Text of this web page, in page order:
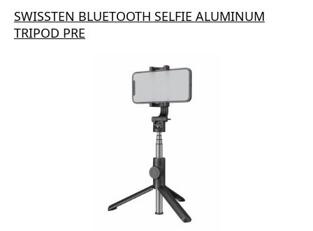
SWISSTEN BLUETOOTH SELFIE ALUMINUM
TRIPOD PRE